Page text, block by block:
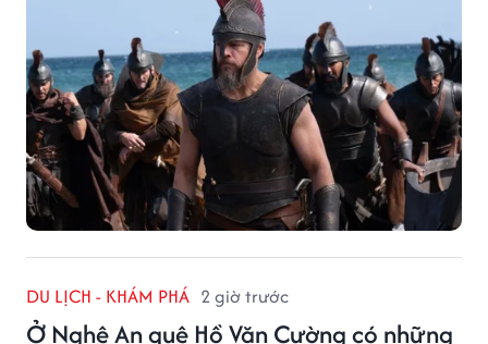
DU LỊCH - KHÁM PHÁ 2 giờ trước
Ở Nghệ An quê Hồ Văn Cường có những